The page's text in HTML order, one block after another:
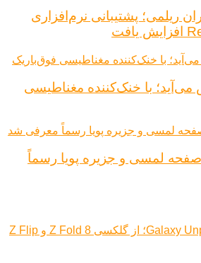
ریلمی؛ پشتیبانی نرم‌افزاری
می‌آید؛ با خنک‌کننده مغناطیسی
پرو ۲۰۲۶ با صفحه لمسی و جزیره پویا رسماً